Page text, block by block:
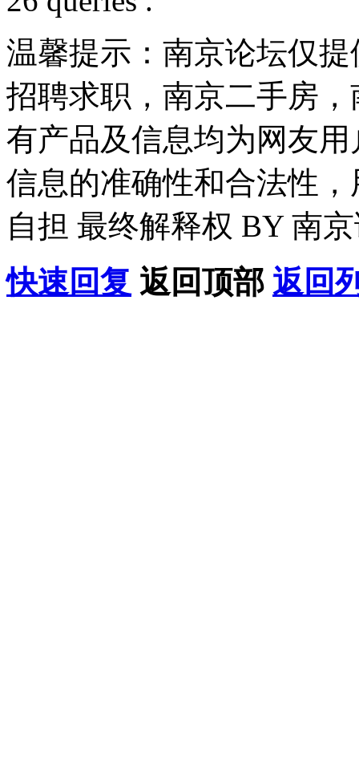
温馨提示：南京论坛仅
招聘求职，南京二手房
有产品及信息均为网友
信息的准确性和合法性
自担 最终解释权 BY 南
快速回复 返回顶部 返回